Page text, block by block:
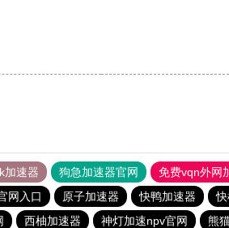
加速器 狗急加速器官网 免费vqn外网
网入口 原子加速器 快鸭加速器
西柚加速器 神灯加速npv官网 熊